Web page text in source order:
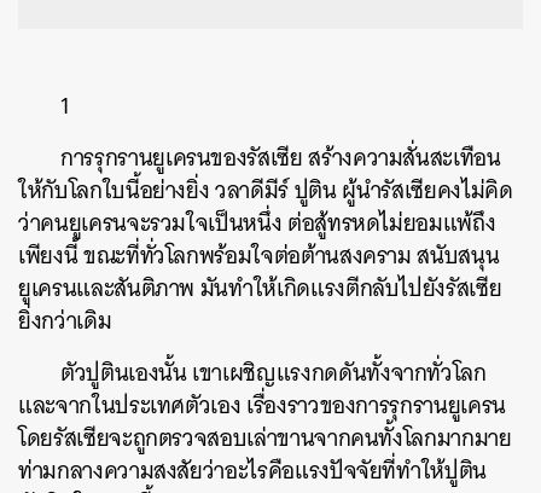
1
การรุกรานยูเครนของรัสเซีย สร้างความสั่นสะเทือน
ให้กับโลกใบนี้อย่างยิ่ง วลาดีมีร์ ปูติน ผู้นำรัสเซียคงไม่คิด
ว่าคนยูเครนจะรวมใจเป็นหนึ่ง ต่อสู้ทรหดไม่ยอมแพ้ถึง
เพียงนี้ ขณะที่ทั่วโลกพร้อมใจต่อต้านสงคราม สนับสนุน
ยูเครนและสันติภาพ มันทำให้เกิดแรงตีกลับไปยังรัสเซีย
ยิ่งกว่าเดิม
ตัวปูตินเองนั้น เขาเผชิญแรงกดดันทั้งจากทั่วโลก
และจากในประเทศตัวเอง เรื่องราวของการรุกรานยูเครน
โดยรัสเซียจะถูกตรวจสอบเล่าขานจากคนทั้งโลกมากมาย
ท่ามกลางความสงสัยว่าอะไรคือแรงปัจจัยที่ทำให้ปูติน